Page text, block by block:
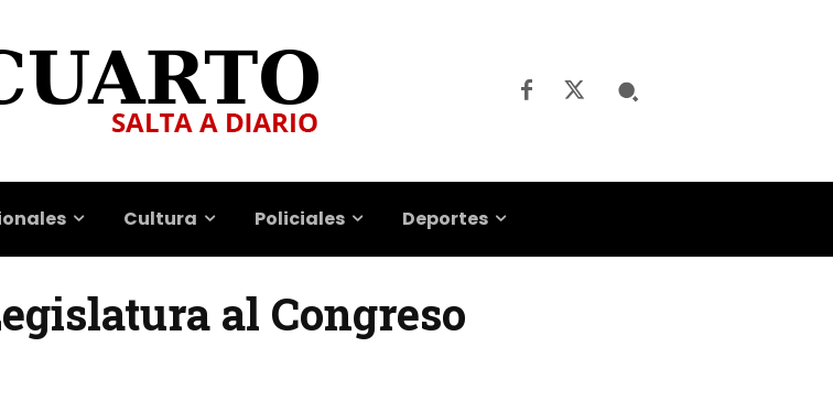
Cultura Policiales Deportes
al Congreso